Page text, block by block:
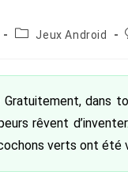
PostJeux Android
Gratuitement, dans
rêvent
verts ont été